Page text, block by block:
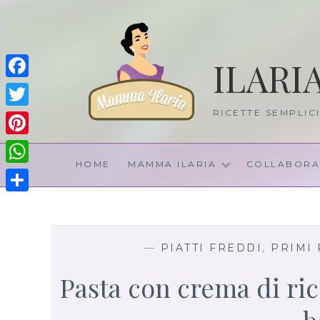
RICETTE
HOME MAMMA ILARIA
— PIATTI FREDDI , PRIMI
Pasta con crema di
Facebook
Twitter
Pinterest
WhatsApp